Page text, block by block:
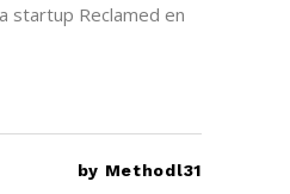
startup Reclamed en
by Methodl31